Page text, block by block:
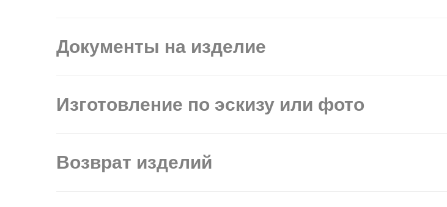
Документы на изделие
Изготовление по эскизу или фото
Возврат изделий